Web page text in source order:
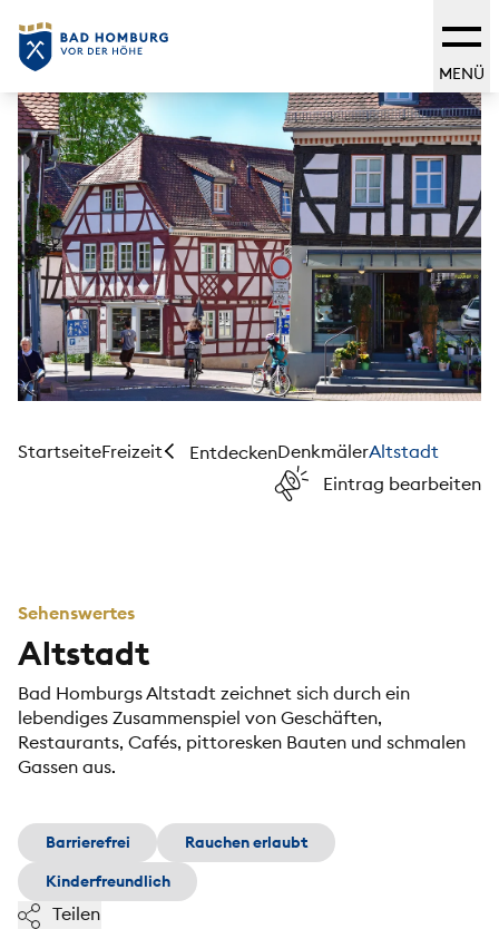
MENÜ
StartseiteFreizeit EntdeckenDenkmälerAltstadt
Eintrag bearbeiten
Sehenswertes
Altstadt
Bad Homburgs Altstadt zeichnet sich durch ein
lebendiges Zusammenspiel von Geschäften,
Restaurants, Cafés, pittoresken Bauten und schmalen
Gassen aus.
Barrierefrei
Rauchen erlaubt
Kinderfreundlich
Teilen